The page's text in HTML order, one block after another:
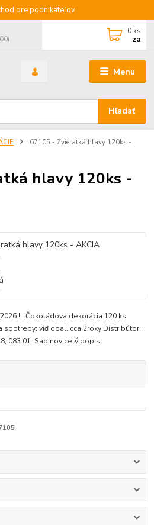
pre podnikateľov
Menu
Hľadať
0 ks
za
67105 - Zvieratká hlavy 120ks -
hlavy 120ks -
!!! Čokoládova dekorácia 120 ks
viď obal, cca 2roky Distribútor:
083 01 Sabinov celý popis